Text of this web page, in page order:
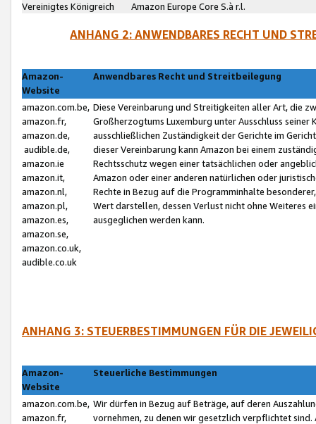
Vereinigtes Königreich
Amazon Europe Core S.à r.l.
ANHANG 2: ANWENDBARES RECHT UND
Amazon-
Website
Anwendbares Recht und Streitbeilegung
amazon.com.be,
amazon.fr,
amazon.de,
audible.de,
amazon.ie
amazon.it,
amazon.nl,
amazon.pl,
amazon.es,
amazon.se,
amazon.co.uk,
audible.co.uk
Diese Vereinbarung und Streitigkeiten aller Art, die
Großherzogtums Luxemburg unter Ausschluss
ausschließlichen Zuständigkeit der Gerichte im
dieser Vereinbarung kann Amazon bei einem
Rechtsschutz wegen einer tatsächlichen oder
Amazon oder einer anderen natürlichen oder
Rechte in Bezug auf die Programminhalte
Wert darstellen, dessen Verlust nicht ohne Weiteres
ausgeglichen werden kann.
ANHANG 3: STEUERBESTIMMUNGEN FÜR DIE
Amazon-
Website
Steuerliche Bestimmungen
amazon.com.be,
amazon.fr,
Wir dürfen in Bezug auf Beträge, auf deren
vornehmen, zu denen wir gesetzlich verpflichtet